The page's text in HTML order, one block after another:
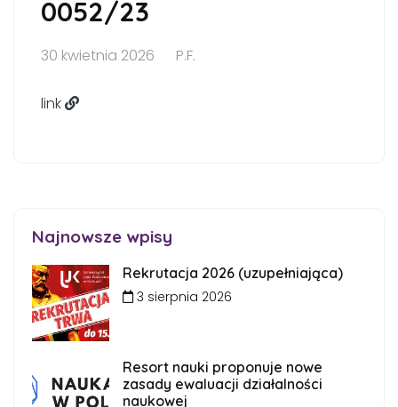
0052/23
30 kwietnia 2026 P.F.
link
Najnowsze wpisy
Rekrutacja 2026 (uzupełniająca)
3 sierpnia 2026
Resort nauki proponuje nowe
zasady ewaluacji działalności
naukowej